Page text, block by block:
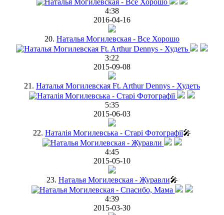
4:38
2016-04-16
20. Наталья Могилевская - Все Хорошо
3:22
2015-09-08
21. Наталья Могилевская Ft. Arthur Dennys - Худеть
5:35
2015-06-03
22. Наталія Могилевська - Старі Фотографії🎤
4:45
2015-05-10
23. Наталья Могилевская - Журавли🎤
4:39
2015-03-30